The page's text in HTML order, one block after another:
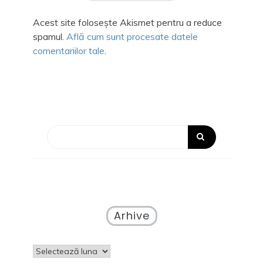
Acest site folosește Akismet pentru a reduce
spamul. Află cum sunt procesate datele
comentariilor tale
Arhive
Arhive